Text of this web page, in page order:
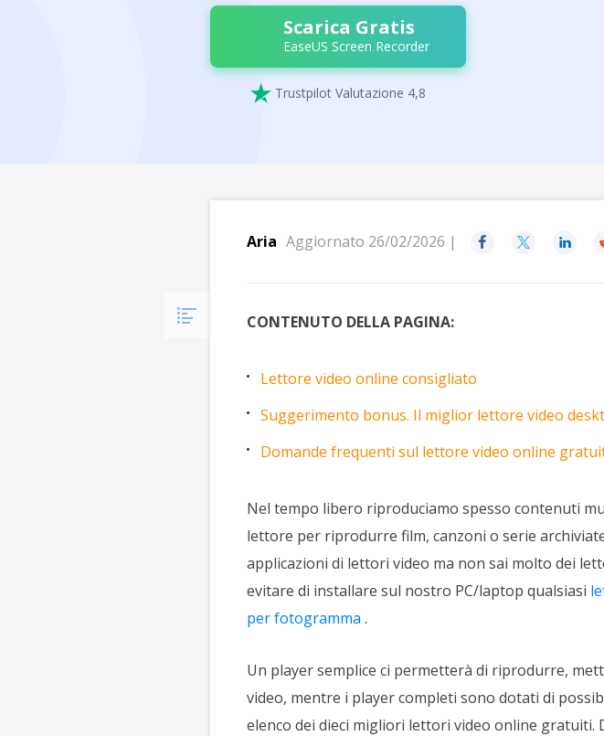
Scarica Gratis
EaseUS Screen Recorder
 Trustpilot Valutazione 4,8
Aria Aggiornato 26/02/2026 |   
CONTENUTO DELLA PAGINA:
Lettore video online consigliato
Suggerimento bonus. Il miglior lettore video
Domande frequenti sul lettore video online
Nel tempo libero riproduciamo spesso contenuti
lettore per riprodurre film, canzoni o serie
applicazioni di lettori video ma non sai molto dei
evitare di installare sul nostro PC/laptop qualsiasi
per fotogramma .
Un player semplice ci permetterà di riprodurre,
video, mentre i player completi sono dotati di
elenco dei dieci migliori lettori video online